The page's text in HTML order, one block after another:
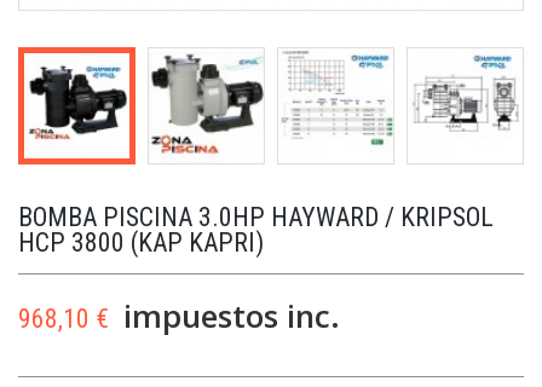
BOMBA PISCINA 3.0HP HAYWARD / KRIPSOL
HCP 3800 (KAP KAPRI)
968,10 € impuestos inc.